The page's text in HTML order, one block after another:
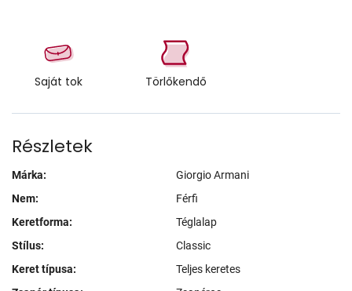
Saját tok Törlőkendő
Részletek
Márka:
Giorgio Armani
Nem:
Férfi
Keretforma:
Téglalap
Stílus:
Classic
Keret típusa:
Teljes keretes